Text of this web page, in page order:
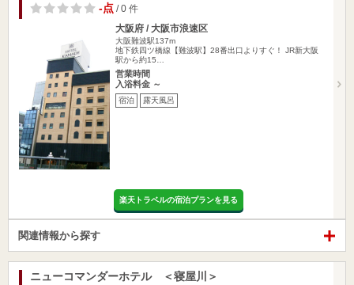
-点 / 0 件
大阪府 / 大阪市浪速区
大阪難波駅137m
地下鉄四ツ橋線【難波駅】28番出口よりすぐ！ JR新大阪
駅から約15…
営業時間
入浴料金 ～
宿泊 露天風呂
楽天トラベルの宿泊プランを見る
関連情報から探す
ニューコマンダーホテル ＜寝屋川＞